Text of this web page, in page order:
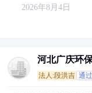
2026年8月4日
河北广庆环
法人:段洪吉 通